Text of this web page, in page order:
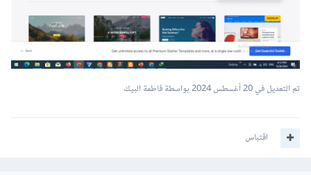
تم التعديل في20 أغسطس 2024 بواسطة فاطمة البيك
اقتباس